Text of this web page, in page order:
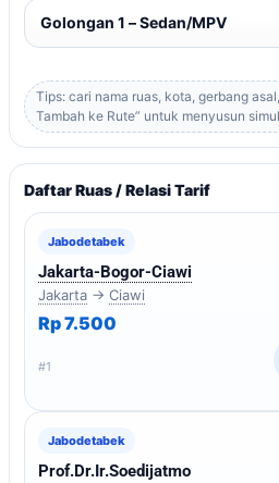
Tips: cari nama ruas, kota, gerbang
Tambah ke Rute” untuk menyusun
Daftar Ruas / Relasi Tarif
Jabodetabek
Jakarta-Bogor-Ciawi
Jakarta → Ciawi
Rp 7.500
#1
Jabodetabek
Prof.Dr.Ir.Soedijatmo